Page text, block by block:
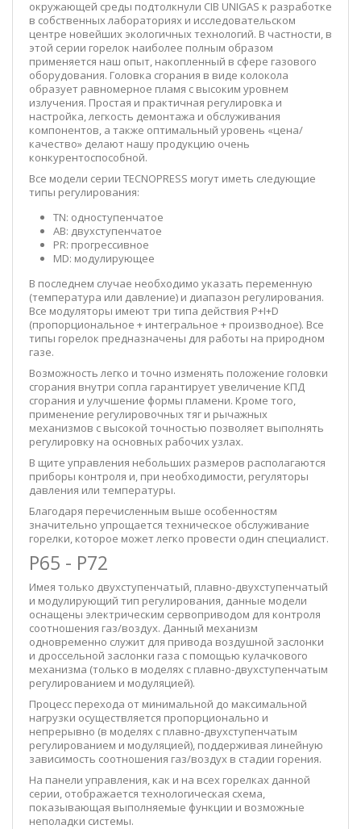
окружающей среды подтолкнули CIB UNIGAS к разработке
в собственных лабораториях и исследовательском
центре новейших экологичных технологий. В частности, в
этой серии горелок наиболее полным образом
применяется наш опыт, накопленный в сфере газового
оборудования. Головка сгорания в виде колокола
образует равномерное пламя с высоким уровнем
излучения. Простая и практичная регулировка и
настройка, легкость демонтажа и обслуживания
компонентов, а также оптимальный уровень «цена/
качество» делают нашу продукцию очень
конкурентоспособной.
Все модели серии TECNOPRESS могут иметь следующие
типы регулирования:
TN: одноступенчатое
AB: двухступенчатое
PR: прогрессивное
MD: модулирующее
В последнем случае необходимо указать переменную
(температура или давление) и диапазон регулирования.
Все модуляторы имеют три типа действия P+I+D
(пропорциональное + интегральное + производное). Все
типы горелок предназначены для работы на природном
газе.
Возможность легко и точно изменять положение головки
сгорания внутри сопла гарантирует увеличение КПД
сгорания и улучшение формы пламени. Кроме того,
применение регулировочных тяг и рычажных
механизмов с высокой точностью позволяет выполнять
регулировку на основных рабочих узлах.
В щите управления небольших размеров располагаются
приборы контроля и, при необходимости, регуляторы
давления или температуры.
Благодаря перечисленным выше особенностям
значительно упрощается техническое обслуживание
горелки, которое может легко провести один специалист.
P65 - P72
Имея только двухступенчатый, плавно-двухступенчатый
и модулирующий тип регулирования, данные модели
оснащены электрическим сервоприводом для контроля
соотношения газ/воздух. Данный механизм
одновременно служит для привода воздушной заслонки
и дроссельной заслонки газа с помощью кулачкового
механизма (только в моделях с плавно-двухступенчатым
регулированием и модуляцией).
Процесс перехода от минимальной до максимальной
нагрузки осуществляется пропорционально и
непрерывно (в моделях с плавно-двухступенчатым
регулированием и модуляцией), поддерживая линейную
зависимость соотношения газ/воздух в стадии горения.
На панели управления, как и на всех горелках данной
серии, отображается технологическая схема,
показывающая выполняемые функции и возможные
неполадки системы.